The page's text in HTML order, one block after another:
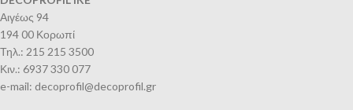
Αιγέως 94
194 00 Κορωπί
Τηλ.: 215 215 3500
Κιν.: 6937 330 077
e-mail: decoprofil@decoprofil.gr